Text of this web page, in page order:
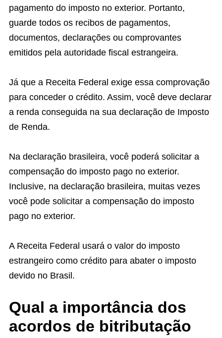
pagamento do imposto no exterior. Portanto,
guarde todos os recibos de pagamentos,
documentos, declarações ou comprovantes
emitidos pela autoridade fiscal estrangeira.
Já que a Receita Federal exige essa comprovação
para conceder o crédito. Assim, você deve declarar
a renda conseguida na sua declaração de Imposto
de Renda.
Na declaração brasileira, você poderá solicitar a
compensação do imposto pago no exterior.
Inclusive, na declaração brasileira, muitas vezes
você pode solicitar a compensação do imposto
pago no exterior.
A Receita Federal usará o valor do imposto
estrangeiro como crédito para abater o imposto
devido no Brasil.
Qual a importância dos
acordos de bitributação